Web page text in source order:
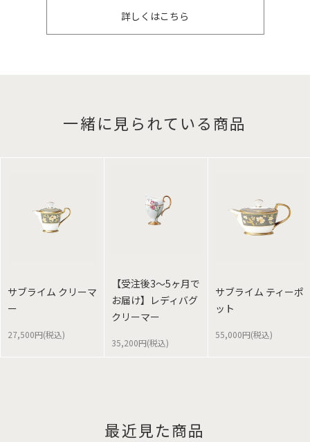
詳しくはこちら
一緒に見られている商品
サブライム クリーマ
ー
27,500円(税込)
【受注後3～5ヶ月で
お届け】レディバグ
クリーマー
35,200円(税込)
サブライム ティーポ
ット
55,000円(税込)
最近見た商品